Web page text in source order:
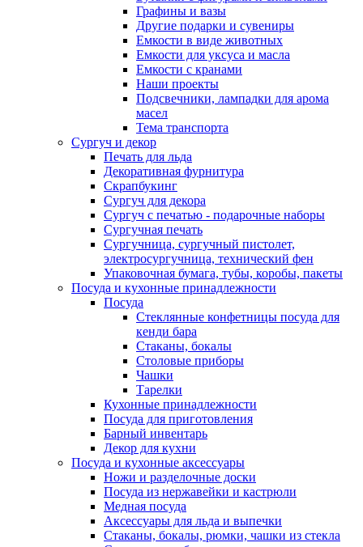
Графины и вазы
Другие подарки и сувениры
Емкости в виде животных
Емкости для уксуса и масла
Емкости с кранами
Наши проекты
Подсвечники, лампадки для арома
масел
Тема транспорта
Сургуч и декор
Печать для льда
Декоративная фурнитура
Скрапбукинг
Сургуч для декора
Сургуч с печатью - подарочные наборы
Сургучная печать
Сургучница, сургучный пистолет,
электросургучница, технический фен
Упаковочная бумага, тубы, коробы, пакеты
Посуда и кухонные принадлежности
Посуда
Стеклянные конфетницы посуда для
кенди бара
Стаканы, бокалы
Столовые приборы
Чашки
Тарелки
Кухонные принадлежности
Посуда для приготовления
Барный инвентарь
Декор для кухни
Посуда и кухонные аксессуары
Ножи и разделочные доски
Посуда из нержавейки и кастрюли
Медная посуда
Аксессуары для льда и выпечки
Стаканы, бокалы, рюмки, чашки из стекла